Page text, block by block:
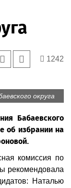
1242
округа
Бабаевского
об избрании на
комиссия по
рекомендовала
Наталью